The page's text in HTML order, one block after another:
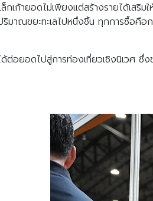
ล็กเก้ายอดไม่เพียงแต่สร้างรายได้เ
มาณขยะทะเลไปหนึ่งชิ้น ทุกการซื้อคื
อยอดไปสู่การท่องเที่ยวเชิงนิเวศ ซึ่